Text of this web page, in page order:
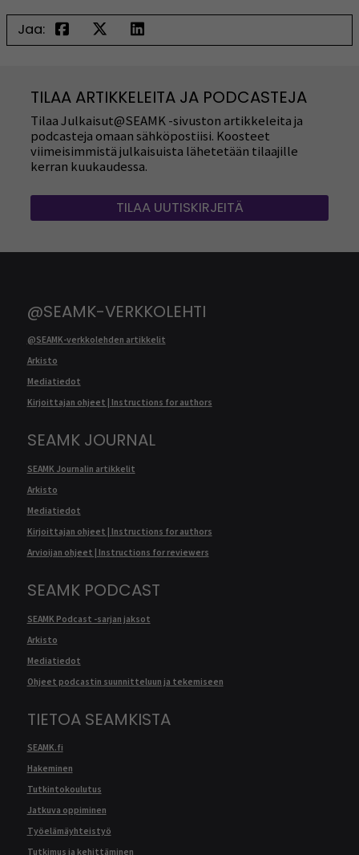
Jaa:
TILAA ARTIKKELEITA JA PODCASTEJA
Tilaa Julkaisut@SEAMK -sivuston artikkeleita ja
podcasteja omaan sähköpostiisi. Koosteet
viimeisimmistä julkaisuista lähetetään tilaajille
kerran kuukaudessa.
TILAA UUTISKIRJEITÄ
@SEAMK-VERKKOLEHTI
@SEAMK-verkkolehden artikkelit
Arkisto
Mediatiedot
Kirjoittajan ohjeet | Instructions for authors
SEAMK JOURNAL
SEAMK Journalin artikkelit
Arkisto
Mediatiedot
Kirjoittajan ohjeet | Instructions for authors
Arvioijan ohjeet | Instructions for reviewers
SEAMK PODCAST
SEAMK Podcast -sarjan jaksot
Arkisto
Mediatiedot
Ohjeet podcastin suunnitteluun ja tekemiseen
TIETOA SEAMKISTA
SEAMK.fi
Hakeminen
Tutkintokoulutus
Jatkuva oppiminen
Työelämäyhteistyö
Tutkimus ja kehittäminen